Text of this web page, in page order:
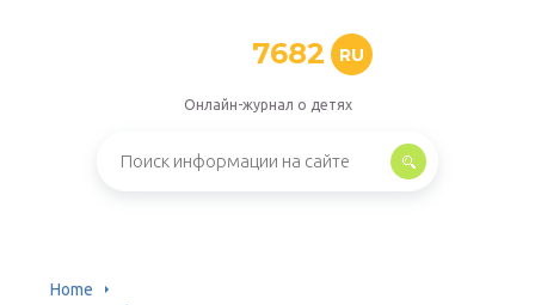
7682 RU
Онлайн-журнал о детях
Home